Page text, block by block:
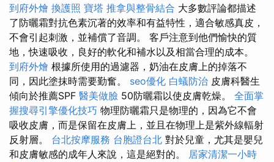
到府外燴 換護照 寶塔 推拿與整骨結合 大多數評論都描述
了防曬霜對抗色素沉著的效率和有益特性，適合敏感真皮，
不會引起刺激，並補償了音調。 客戶注意到他們愉快的質
地，快速吸收，良好的軟化和補水以及相當合理的成本。
到府外燴 根據所使用的過濾器，奶油在皮膚上的掉落不
同，因此塗抹時需要勤奮。 seo優化 白蟻防治 皮膚科醫生
傾向於推薦SPF 醫美做臉 50防曬霜以使皮膚乾燥。 全面掌
握搜尋引擎優化技巧 物理防曬霜只是物理的，因為它不會
吸收皮膚，而是保留在皮膚上，並且在物理上是紫外線輻射
反射層。 台北按摩服務 台胞證台北 對於兒童，尤其是嬰兒
和皮膚敏感的成年人來說，這是絕對的。 居家清潔一小時